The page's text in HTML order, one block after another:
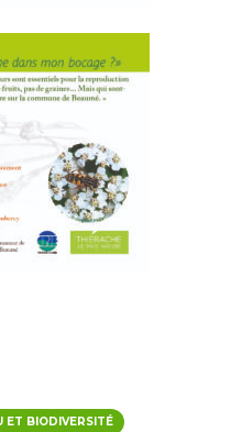
ET BIODIVERSITÉ